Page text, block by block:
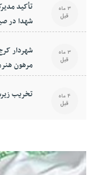
تأکید
شهدا در
3 ماه
قبل
شهردار
مرهون
3 ماه
قبل
تخریب 4 ماه
قبل